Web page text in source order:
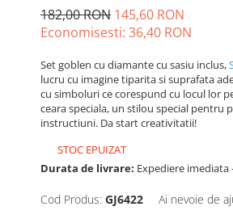
182,00 RON 145,60 RON
Economisesti: 36,40 RON
Set goblen cu diamante cu sasiu inclus,
lucru cu imagine tiparita si suprafata
cu simboluri ce corespund cu locul lor
ceara speciala, un stilou special
instructiuni. Da start creativitatii!
STOC EPUIZAT
Durata de livrare: Expediere imediata
Cod Produs: GJ6422 Ai nevoie de